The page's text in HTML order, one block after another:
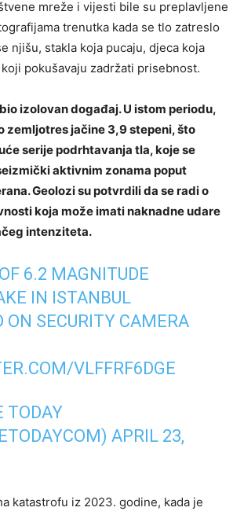
mreže i vijesti bile su preplavljene
trenutka kada se tlo zatreslo
njišu, stakla koja pucaju, djeca koja
pokušavaju zadržati prisebnost.
izolovan događaj. U istom periodu,
zemljotres jačine 3,9 stepeni, što
serije podrhtavanja tla, koje se
aktivnim zonama poput
Geolozi su potvrdili da se radi o
koja može imati naknadne udare
intenziteta.
6.2 MAGNITUDE
IN ISTANBUL
ON SECURITY CAMERA
VLFFRF6DGE
TODAY
APRIL 23,
katastrofu iz 2023. godine, kada je